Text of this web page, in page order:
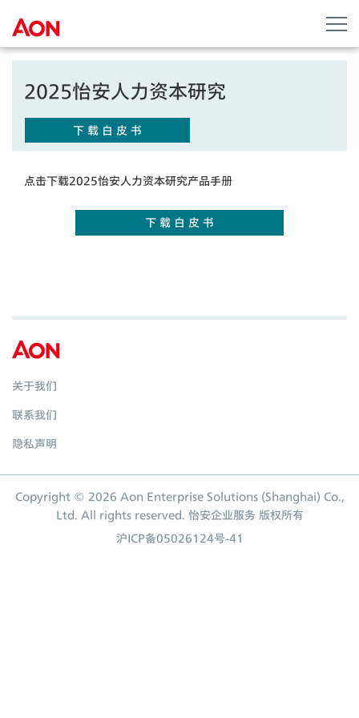
2025怡安人力资本研究
下 载 白 皮 书
点击下载2025怡安人力资本研究产品手册
下 载 白 皮 书
关于我们
联系我们
隐私声明
Copyright © 2026 Aon Enterprise Solutions (Shanghai) Co.,
Ltd. All rights reserved. 怡安企业服务 版权所有
沪ICP备05026124号-41